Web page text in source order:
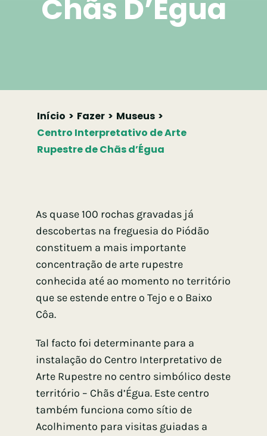
Chãs D’Égua
Início Fazer
Museus
Centro Interpretativo de Arte
Rupestre de Chãs d’Égua
As quase 100 rochas gravadas já
descobertas na freguesia do Piódão
constituem a mais importante
concentração de arte rupestre
conhecida até ao momento no território
que se estende entre o Tejo e o Baixo
Côa.
Tal facto foi determinante para a
instalação do Centro Interpretativo de
Arte Rupestre no centro simbólico deste
território – Chãs d’Égua. Este centro
também funciona como sítio de
Acolhimento para visitas guiadas a